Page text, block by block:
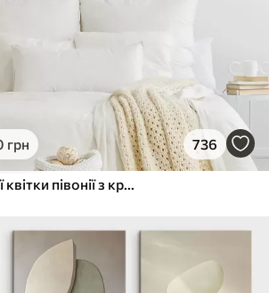
грн 736
Крупний план білої квітки півонії з крапельками води на пелюстках на розмитому фоні